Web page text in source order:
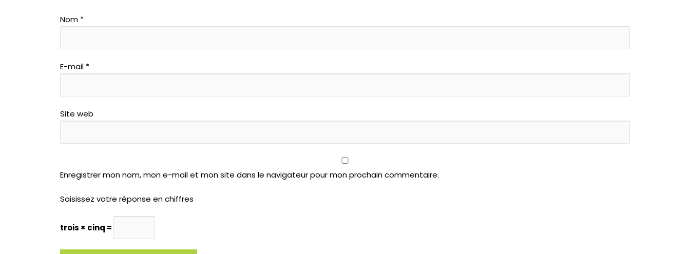
Nom *
E-mail *
Site web
Enregistrer mon nom, mon e-mail et mon site dans le navigateur pour mon prochain commentaire.
Saisissez votre réponse en chiffres
trois × cinq =